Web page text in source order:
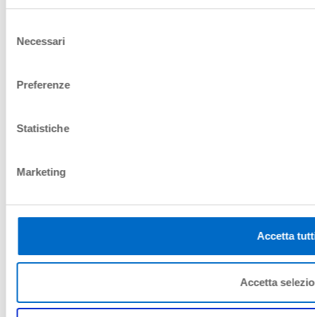
delNecessari
Preferenze
Statistiche
Marketing
Accetta
Accetta
dati personaliVideosorveglianza
Parcheggi
Telepass e UnipolMove
PARCHEGGIO PRM